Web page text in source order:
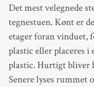
Det mest velegnede
tegnestuen. Kønt er
etager foran vinduet,
plastic eller placeres
plastic. Hurtigt bliver
Senere lyses